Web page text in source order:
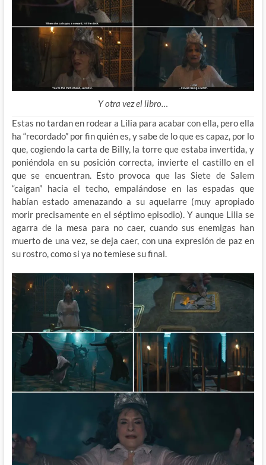
Y otra vez el libro…
Estas no tardan en rodear a Lilia para acabar con ella, pero ella
ha “recordado” por fin quién es, y sabe de lo que es capaz, por lo
que, cogiendo la carta de Billy, la torre que estaba invertida, y
poniéndola en su posición correcta, invierte el castillo en el
que se encuentran. Esto provoca que las Siete de Salem
“caigan” hacia el techo, empalándose en las espadas que
habían estado amenazando a su aquelarre (muy apropiado
morir precisamente en el séptimo episodio). Y aunque Lilia se
agarra de la mesa para no caer, cuando sus enemigas han
muerto de una vez, se deja caer, con una expresión de paz en
su rostro, como si ya no temiese su final.